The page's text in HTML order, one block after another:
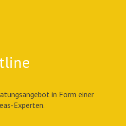
in Form einer
Experten.